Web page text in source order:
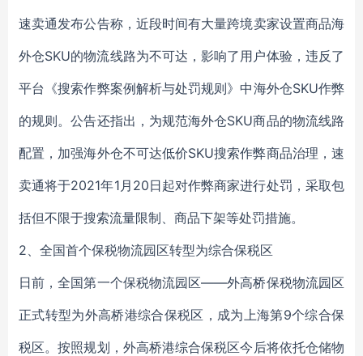
速卖通发布公告称，近段时间有大量跨境卖家设置商品海
外仓SKU的物流线路为不可达，影响了用户体验，违反了
平台《搜索作弊案例解析与处罚规则》中海外仓SKU作弊
的规则。公告还指出，为规范海外仓SKU商品的物流线路
配置，加强海外仓不可达低价SKU搜索作弊商品治理，速
卖通将于2021年1月20日起对作弊商家进行处罚，采取包
括但不限于搜索流量限制、商品下架等处罚措施。
2、全国首个保税物流园区转型为综合保税区
日前，全国第一个保税物流园区――外高桥保税物流园区
正式转型为外高桥港综合保税区，成为上海第9个综合保
税区。按照规划，外高桥港综合保税区今后将依托仓储物